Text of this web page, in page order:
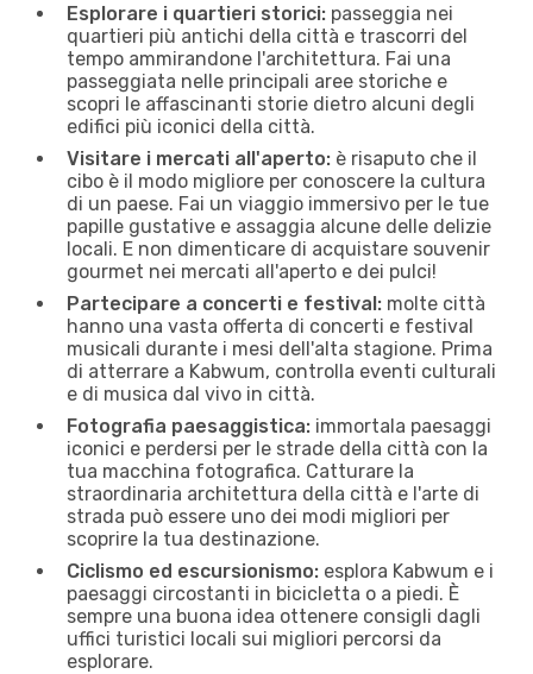
Esplorare i quartieri storici: passeggia nei
quartieri più antichi della città e trascorri del
tempo ammirandone l'architettura. Fai una
passeggiata nelle principali aree storiche e
scopri le affascinanti storie dietro alcuni degli
edifici più iconici della città.
Visitare i mercati all'aperto: è risaputo che il
cibo è il modo migliore per conoscere la cultura
di un paese. Fai un viaggio immersivo per le tue
papille gustative e assaggia alcune delle delizie
locali. E non dimenticare di acquistare souvenir
gourmet nei mercati all'aperto e dei pulci!
Partecipare a concerti e festival: molte città
hanno una vasta offerta di concerti e festival
musicali durante i mesi dell'alta stagione. Prima
di atterrare a Kabwum, controlla eventi culturali
e di musica dal vivo in città.
Fotografia paesaggistica: immortala paesaggi
iconici e perdersi per le strade della città con la
tua macchina fotografica. Catturare la
straordinaria architettura della città e l'arte di
strada può essere uno dei modi migliori per
scoprire la tua destinazione.
Ciclismo ed escursionismo: esplora Kabwum e i
paesaggi circostanti in bicicletta o a piedi. È
sempre una buona idea ottenere consigli dagli
uffici turistici locali sui migliori percorsi da
esplorare.